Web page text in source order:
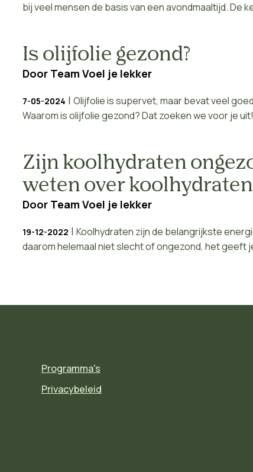
bij veel mensen de basis van een avondmaaltijd. De
Is olijfolie gezond?
Door Team Voel je lekker
7-05-2024 | Olijfolie is supervet, maar bevat veel
Waarom is olijfolie gezond? Dat zoeken we voor je
Zijn koolhydraten
weten over koolhydraten
Door Team Voel je lekker
19-12-2022 | Koolhydraten zijn de belangrijkste
daarom helemaal niet slecht of ongezond, het geeft
Programma's
Privacybeleid